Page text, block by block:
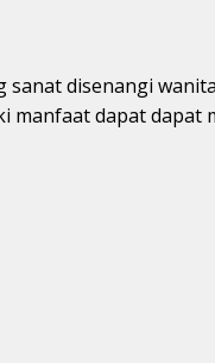
disenangi
manfaat dapat dapat